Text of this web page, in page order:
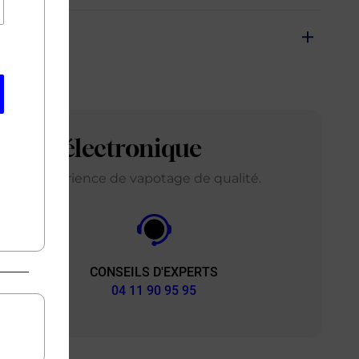
électronique
expérience de vapotage de qualité.
CONSEILS D'EXPERTS
04 11 90 95 95